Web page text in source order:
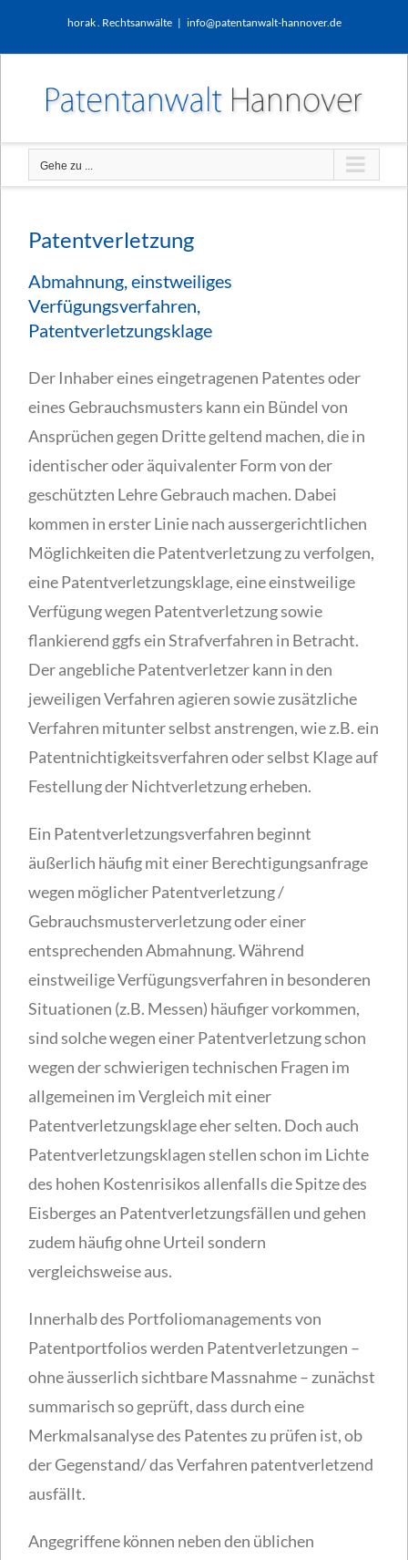
horak . Rechtsanwälte | info@patentanwalt-hannover.de
Gehe zu ...
Patentverletzung
Abmahnung, einstweiliges
Verfügungsverfahren,
Patentverletzungsklage
Der Inhaber eines eingetragenen Patentes oder
eines Gebrauchsmusters kann ein Bündel von
Ansprüchen gegen Dritte geltend machen, die in
identischer oder äquivalenter Form von der
geschützten Lehre Gebrauch machen. Dabei
kommen in erster Linie nach aussergerichtlichen
Möglichkeiten die Patentverletzung zu verfolgen,
eine Patentverletzungsklage, eine einstweilige
Verfügung wegen Patentverletzung sowie
flankierend ggfs ein Strafverfahren in Betracht.
Der angebliche Patentverletzer kann in den
jeweiligen Verfahren agieren sowie zusätzliche
Verfahren mitunter selbst anstrengen, wie z.B. ein
Patentnichtigkeitsverfahren oder selbst Klage auf
Festellung der Nichtverletzung erheben.
Ein Patentverletzungsverfahren beginnt
äußerlich häufig mit einer Berechtigungsanfrage
wegen möglicher Patentverletzung /
Gebrauchsmusterverletzung oder einer
entsprechenden Abmahnung. Während
einstweilige Verfügungsverfahren in besonderen
Situationen (z.B. Messen) häufiger vorkommen,
sind solche wegen einer Patentverletzung schon
wegen der schwierigen technischen Fragen im
allgemeinen im Vergleich mit einer
Patentverletzungsklage eher selten. Doch auch
Patentverletzungsklagen stellen schon im Lichte
des hohen Kostenrisikos allenfalls die Spitze des
Eisberges an Patentverletzungsfällen und gehen
zudem häufig ohne Urteil sondern
vergleichsweise aus.
Innerhalb des Portfoliomanagements von
Patentportfolios werden Patentverletzungen –
ohne äusserlich sichtbare Massnahme – zunächst
summarisch so geprüft, dass durch eine
Merkmalsanalyse des Patentes zu prüfen ist, ob
der Gegenstand/ das Verfahren patentverletzend
ausfällt.
Angegriffene können neben den üblichen